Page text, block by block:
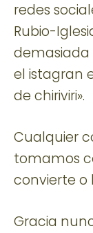
redes
Rubio-
demasiada
el istagran
de chiriviri».
Cualquier
tomamos
convierte o
Gracia